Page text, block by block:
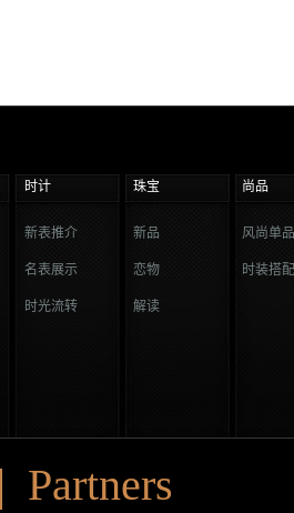
时计 珠宝 尚品
新表推介
名表展示
时光流转
新品
恋物
解读
风尚单品
时装搭配